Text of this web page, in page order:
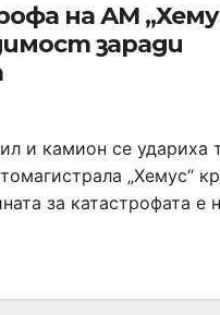
на АМ
заради
и камион се удариха
„Хемус“
за катастрофата е